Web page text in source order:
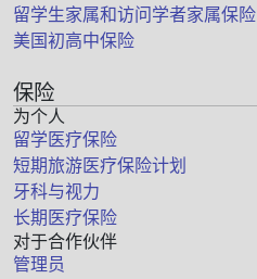
留学生家属和访问学者家属保险
美国初高中保险
保险
为个人
留学医疗保险
短期旅游医疗保险计划
牙科与视力
长期医疗保险
对于合作伙伴
管理员